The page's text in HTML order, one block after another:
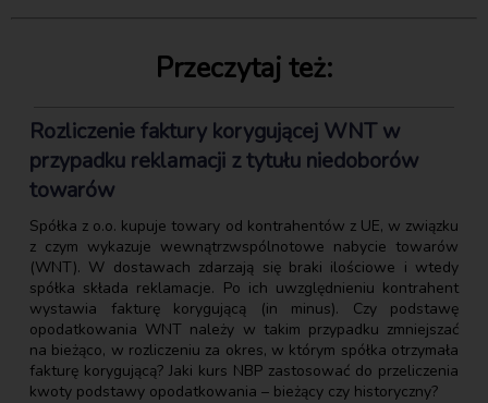
Przeczytaj też:
Rozliczenie faktury korygującej WNT w
przypadku reklamacji z tytułu niedoborów
towarów
Spółka z o.o. kupuje towary od kontrahentów z UE, w związku
z czym wykazuje wewnątrzwspólnotowe nabycie towarów
(WNT). W dostawach zdarzają się braki ilościowe i wtedy
spółka składa reklamacje. Po ich uwzględnieniu kontrahent
wystawia fakturę korygującą (in minus). Czy podstawę
opodatkowania WNT należy w takim przypadku zmniejszać
na bieżąco, w rozliczeniu za okres, w którym spółka otrzymała
fakturę korygującą? Jaki kurs NBP zastosować do przeliczenia
kwoty podstawy opodatkowania – bieżący czy historyczny?